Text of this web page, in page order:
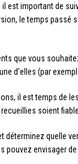
il est important de
le temps
que vous
d’elles (par
il est temps de
soient
déterminez quelle
pouvez envisager